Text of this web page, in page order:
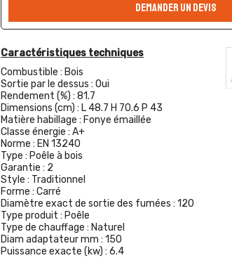
DEMANDER UN DEVIS
Caractéristiques techniques
Combustible : Bois
Sortie par le dessus : Oui
Rendement (%) : 81.7
Dimensions (cm) : L 48.7 H 70.6 P 43
Matière habillage : Fonye émaillée
Classe énergie : A+
Norme : EN 13240
Type : Poêle à bois
Garantie : 2
Style : Traditionnel
Forme : Carré
Diamètre exact de sortie des fumées : 120
Type produit : Poêle
Type de chauffage : Naturel
Diam adaptateur mm : 150
Puissance exacte (kw) : 6.4